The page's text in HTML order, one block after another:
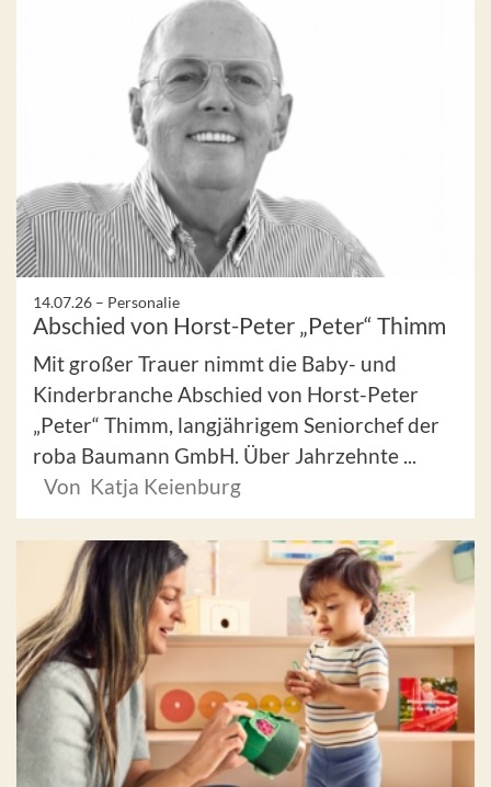
14.07.26 – Personalie
Abschied von Horst-Peter „Peter“ Thimm
Mit großer Trauer nimmt die Baby- und
Kinderbranche Abschied von Horst-Peter
„Peter“ Thimm, langjährigem Seniorchef der
roba Baumann GmbH. Über Jahrzehnte ...
Von Katja Keienburg